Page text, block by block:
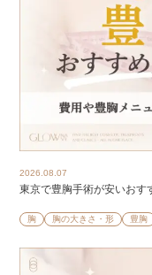
2026.08.07
東京で豊胸手術が安いおす
胸 胸の大きさ・形 豊胸